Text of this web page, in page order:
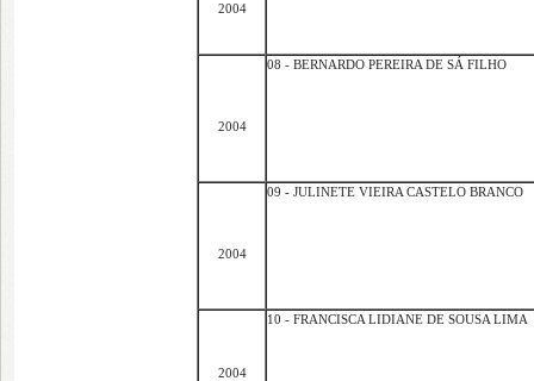
2004
2004
08 - BERNARDO PEREIRA DE SÁ FILHO
2004
09 - JULINETE VIEIRA CASTELO BRANCO
2004
10 - FRANCISCA LIDIANE DE SOUSA LIMA